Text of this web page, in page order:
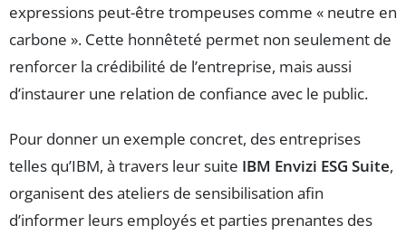
expressions peut-être trompeuses comme « neutre en
carbone ». Cette honnêteté permet non seulement de
renforcer la crédibilité de l’entreprise, mais aussi
d’instaurer une relation de confiance avec le public.
Pour donner un exemple concret, des entreprises
telles qu’IBM, à travers leur suite IBM Envizi ESG Suite,
organisent des ateliers de sensibilisation afin
d’informer leurs employés et parties prenantes des